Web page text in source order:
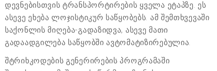
დევნებისთვის ტრანსპორტირების ყველა ეტაპზე. ეს
ასევე ეხება ლოჯისტიკურ საწყობებს. ამ შემთხვევაში
საქონლის მიღება-გადაზიდვა, ასევე მათი
გადაადგილება საწყობში ავტომატიზირებულია.
შტრიხკოდების გენერირების პროგრამაში